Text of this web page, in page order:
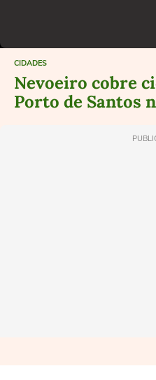
CIDADES
Nevoeiro cobre
Porto de Santos